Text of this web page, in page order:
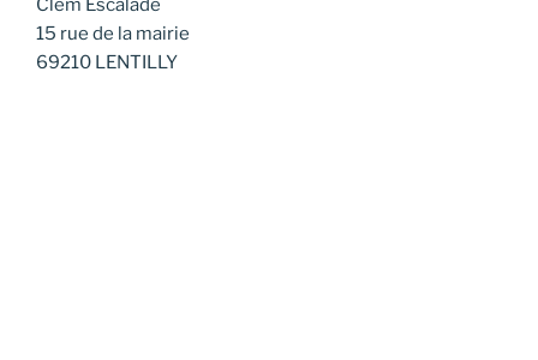
Clem Escalade
15 rue de la mairie
69210 LENTILLY